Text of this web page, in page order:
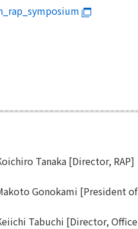
Tanaka [Director, RAP]
Gonokami [President of
Tabuchi [Director,